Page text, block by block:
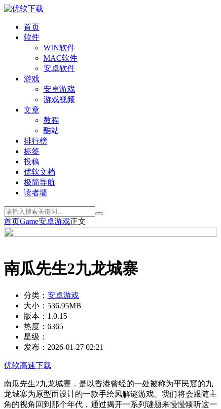
首页
软件
WIN软件
MAC软件
安卓软件
游戏
安卓游戏
游戏视频
文章
教程
酷站
排行榜
标签
投稿
优软文档
极简导航
读者墙
首页Game安卓游戏正文
南瓜先生2九龙城寨
分类： 安卓游戏
大小： 536.95MB
版本： 1.0.15
热度： 6365
星级：
发布： 2026-01-27 02:21
优软高速下载
南瓜先生2九龙城寨，是以香港曾经的一处被称为平民窟的九
龙城寨为原型而设计的一款手绘风解谜游戏。我们将会跟随主
角的视角回到那个年代，通过揭开一系列谜题来慢慢倾听这一